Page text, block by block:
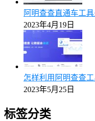
阿明查查直通车工
2023年4月19日
怎样利用阿明查查
2023年5月25日
标签分类